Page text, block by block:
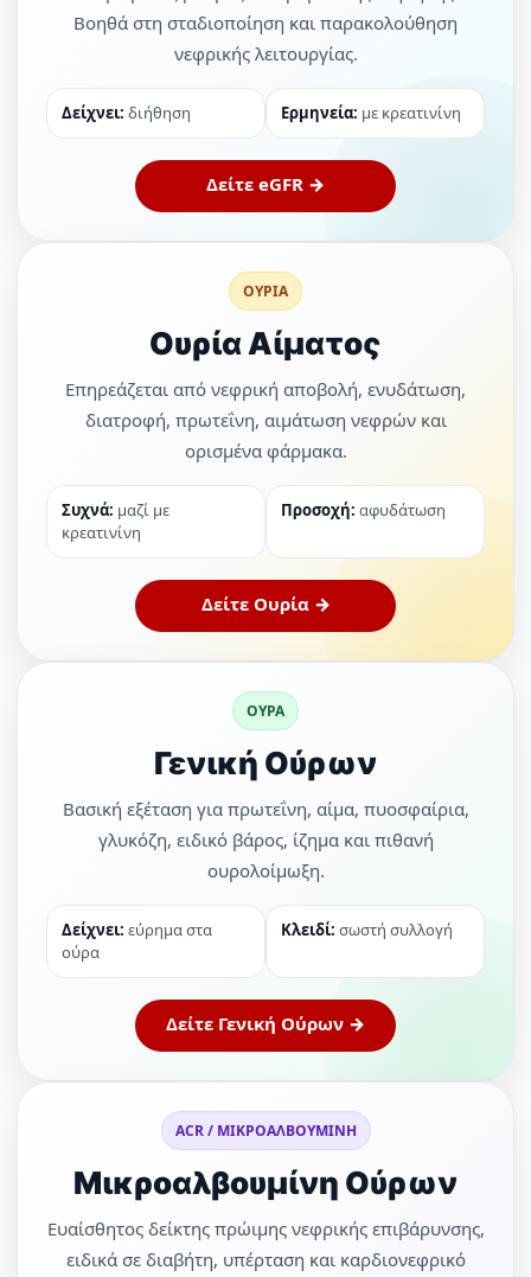
Βοηθά στη σταδιοποίηση και παρακολούθηση
νεφρικής λειτουργίας.
Δείχνει: διήθηση Ερμηνεία: με κρεατινίνη
Δείτε eGFR →
ΟΥΡΙΑ
Ουρία Αίματος
Επηρεάζεται από νεφρική αποβολή, ενυδάτωση,
διατροφή, πρωτεΐνη, αιμάτωση νεφρών και
ορισμένα φάρμακα.
Συχνά: μαζί με
κρεατινίνη
Προσοχή: αφυδάτωση
Δείτε Ουρία →
ΟΥΡΑ
Γενική Ούρων
Βασική εξέταση για πρωτεΐνη, αίμα, πυοσφαίρια,
γλυκόζη, ειδικό βάρος, ίζημα και πιθανή
ουρολοίμωξη.
Δείχνει: εύρημα στα
ούρα
Κλειδί: σωστή συλλογή
Δείτε Γενική Ούρων →
ACR / ΜΙΚΡΟΑΛΒΟΥΜΙΝΗ
Μικροαλβουμίνη Ούρων
Ευαίσθητος δείκτης πρώιμης νεφρικής επιβάρυνσης,
ειδικά σε διαβήτη, υπέρταση και καρδιονεφρικό